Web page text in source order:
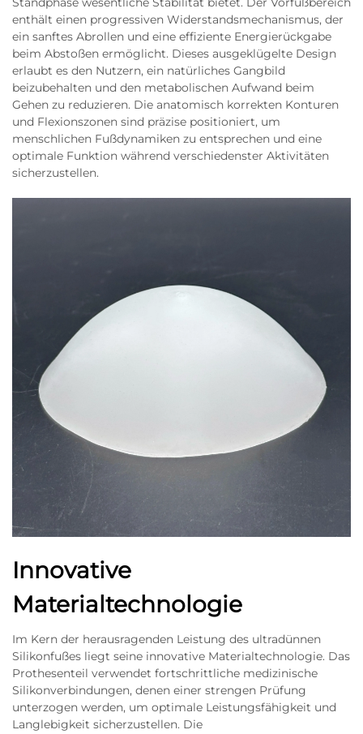
enthält einen progressiven Widerstandsmechanismus, der
ein sanftes Abrollen und eine effiziente Energierückgabe
beim Abstoßen ermöglicht. Dieses ausgeklügelte Design
erlaubt es den Nutzern, ein natürliches Gangbild
beizubehalten und den metabolischen Aufwand beim
Gehen zu reduzieren. Die anatomisch korrekten Konturen
und Flexionszonen sind präzise positioniert, um
menschlichen Fußdynamiken zu entsprechen und eine
optimale Funktion während verschiedenster Aktivitäten
sicherzustellen.
Innovative
Materialtechnologie
Im Kern der herausragenden Leistung des ultradünnen
Silikonfußes liegt seine innovative Materialtechnologie. Das
Prothesenteil verwendet fortschrittliche medizinische
Silikonverbindungen, denen einer strengen Prüfung
unterzogen werden, um optimale Leistungsfähigkeit und
Langlebigkeit sicherzustellen. Die